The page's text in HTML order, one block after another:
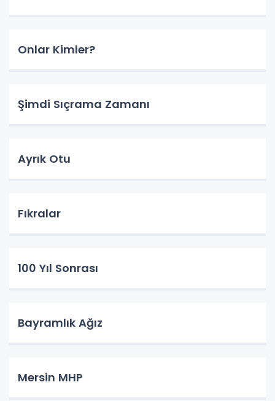
Onlar Kimler?
Şimdi Sıçrama Zamanı
Ayrık Otu
Fıkralar
100 Yıl Sonrası
Bayramlık Ağız
Mersin MHP